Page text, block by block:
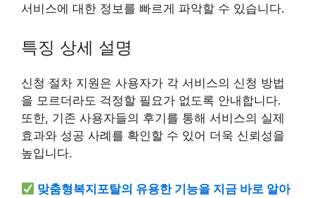
서비스에 대한 정보를 빠르게 파악할 수 있습니다.
특징 상세 설명
신청 절차 지원은 사용자가 각 서비스의 신청 방법
을 모르더라도 걱정할 필요가 없도록 안내합니다.
또한, 기존 사용자들의 후기를 통해 서비스의 실제
효과와 성공 사례를 확인할 수 있어 더욱 신뢰성을
높입니다.
맞춤형복지포탈의 유용한 기능을 지금 바로 알아